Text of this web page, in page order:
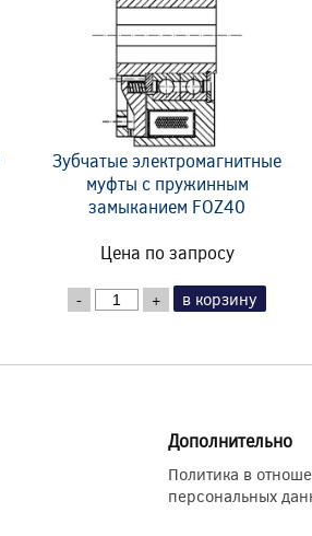
Зубчатые электромагнитные
муфты с пружинным
замыканием FOZ40
Цена по запросу
- + в корзину
Дополнительно
Политика в
персональных